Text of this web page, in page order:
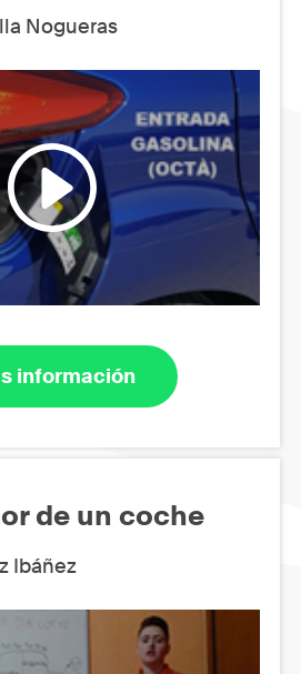
Nogueras
información
de un coche
Ibáñez